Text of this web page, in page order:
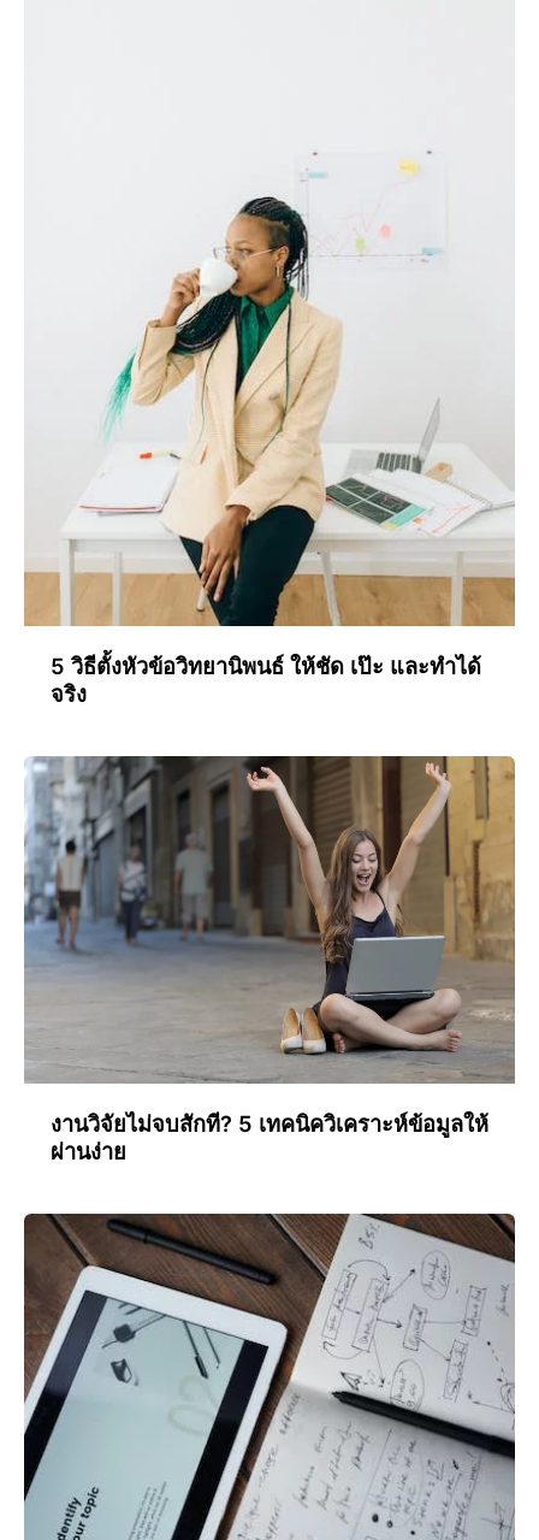
5 วิธีตั้งหัวข้อวิทยานิพนธ์ ให้ชัด เป๊ะ และทำได้
จริง
งานวิจัยไม่จบสักที? 5 เทคนิควิเคราะห์ข้อมูลให้
ผ่านง่าย